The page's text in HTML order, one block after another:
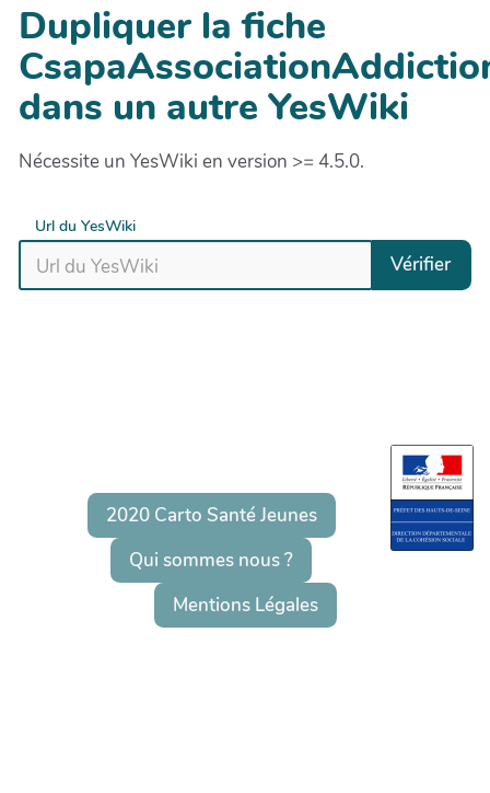
Dupliquer la fiche
dans un autre YesWiki
Nécessite un YesWiki en version >= 4.5.0.
Url du YesWiki
Vérifier
2020 Carto Santé Jeunes
Qui sommes nous ?
Mentions Légales